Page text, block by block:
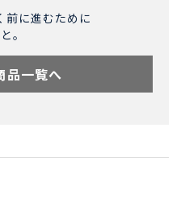
に進むために
。
品一覧へ